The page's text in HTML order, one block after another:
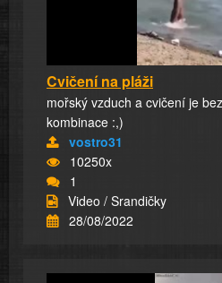
Cvičení na pláži
mořský vzduch a cvičení je
kombinace :,)
vostro31
10250x
1
Video / Srandičky
28/08/2022